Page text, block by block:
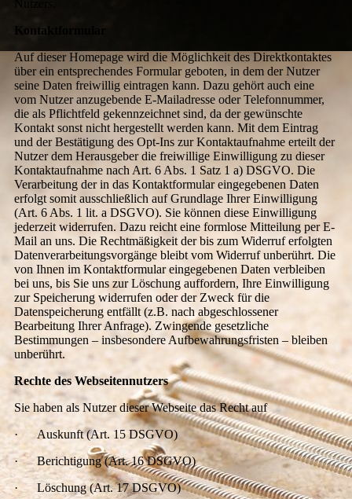
Kontaktformular
Auf dieser Homepage wird die Möglichkeit des Direktkontaktes
über ein entsprechendes Formular geboten, in dem der Nutzer
seine Daten freiwillig eintragen kann. Dazu gehört auch eine
vom Nutzer anzugebende E-Mailadresse oder Telefonnummer,
die als Pflichtfeld gekennzeichnet sind, da der gewünschte
Kontakt sonst nicht hergestellt werden kann. Mit dem Eintrag
und der Bestätigung des Opt-Ins zur Kontaktaufnahme erteilt der
Nutzer dem Herausgeber die freiwillige Einwilligung zu dieser
Kontaktaufnahme nach Art. 6 Abs. 1 Satz 1 a) DSGVO. Die
Verarbeitung der in das Kontaktformular eingegebenen Daten
erfolgt somit ausschließlich auf Grundlage Ihrer Einwilligung
(Art. 6 Abs. 1 lit. a DSGVO). Sie können diese Einwilligung
jederzeit widerrufen. Dazu reicht eine formlose Mitteilung per E-
Mail an uns. Die Rechtmäßigkeit der bis zum Widerruf erfolgten
Datenverarbeitungsvorgänge bleibt vom Widerruf unberührt. Die
von Ihnen im Kontaktformular eingegebenen Daten verbleiben
bei uns, bis Sie uns zur Löschung auffordern, Ihre Einwilligung
zur Speicherung widerrufen oder der Zweck für die
Datenspeicherung entfällt (z.B. nach abgeschlossener
Bearbeitung Ihrer Anfrage). Zwingende gesetzliche
Bestimmungen – insbesondere Aufbewahrungsfristen – bleiben
unberührt.
Rechte des Webseitennutzers
Sie haben als Nutzer dieser Webseite das Recht auf
· Auskunft (Art. 15 DSGVO)
·Berichtigung (Art. 16 DSGVO)
· Löschung (Art. 17 DSGVO)